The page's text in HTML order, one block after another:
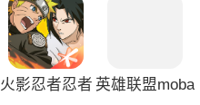
火影忍者忍者 英雄联盟moba